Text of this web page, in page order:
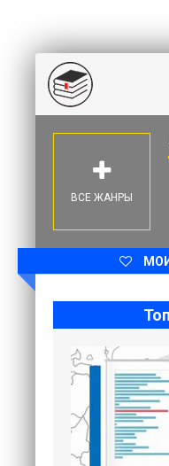
ВСЕ ЖАНРЫ